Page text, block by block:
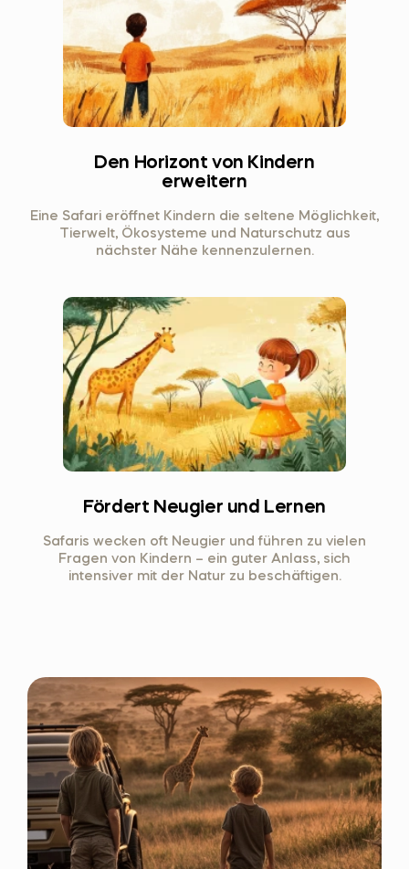
Den Horizont von Kindern
erweitern
Eine Safari eröffnet Kindern die seltene Möglichkeit,
Tierwelt, Ökosysteme und Naturschutz aus
nächster Nähe kennenzulernen.
Fördert Neugier und Lernen
Safaris wecken oft Neugier und führen zu vielen
Fragen von Kindern – ein guter Anlass, sich
intensiver mit der Natur zu beschäftigen.